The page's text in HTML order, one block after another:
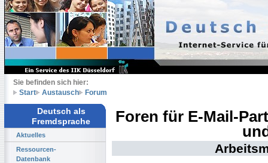
Sie befinden sich hier:
Start
Austausch Forum
Deutsch als
Fremdsprache
Aktuelles
Ressourcen-
Datenbank
Foren für E-Mail-